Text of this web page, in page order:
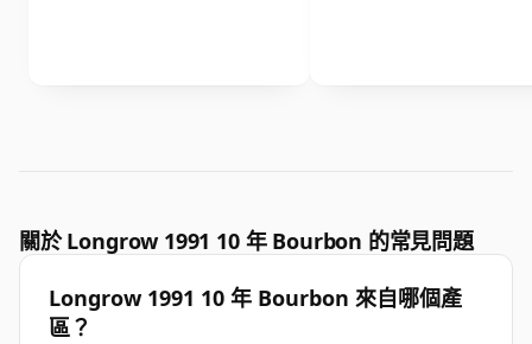
關於 Longrow 1991 10 年 Bourbon 的常見問題
Longrow 1991 10 年 Bourbon 來自哪個產
區？